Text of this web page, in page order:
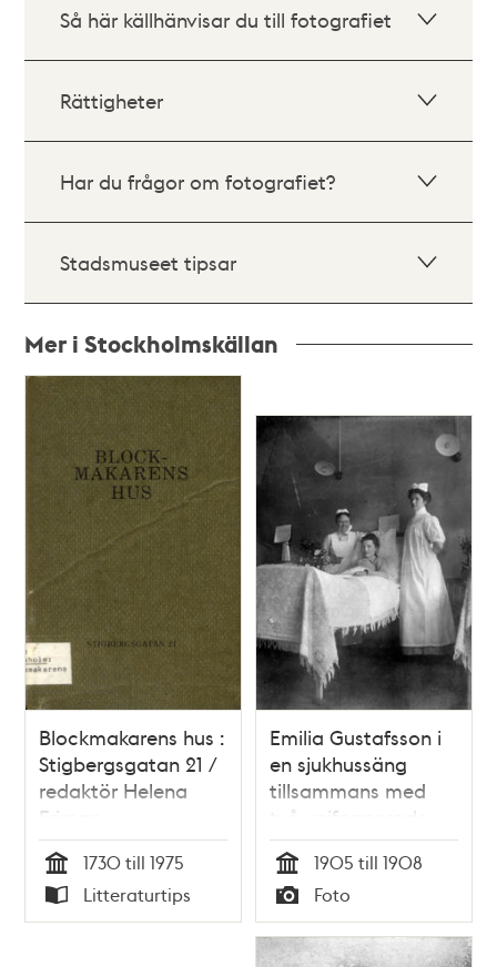
Så här källhänvisar du till fotografiet
Rättigheter
Har du frågor om fotografiet?
Stadsmuseet tipsar
Mer i Stockholmskällan
Relaterade
teman
Blockmakarens hus :
Stigbergsgatan 21 /
redaktör Helena
Friman
Tid
1730 till 1975
Typ
Litteraturtips
Emilia Gustafsson i
en sjukhussäng
tillsammans med
två uniformerade
sjuksystrar. Bilden är
arrangerad och
visar tre
arbetskamrater
under en period då
Tid
1905 till 1908
Typ
Foto